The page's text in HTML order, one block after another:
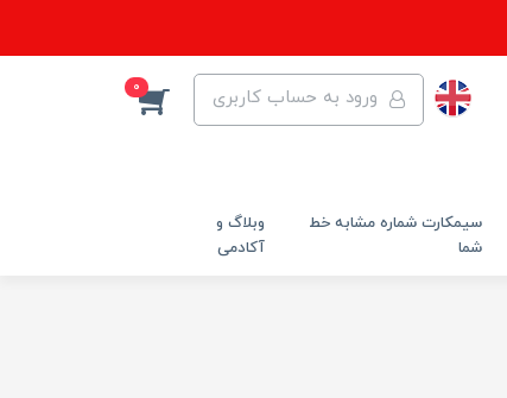
ورود به حساب کاربری 0
سیمکارت شماره مشابه خط
شما
وبلاگ و
آکادمی